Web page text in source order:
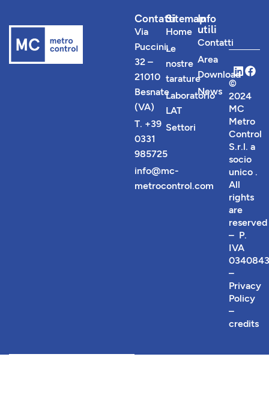
Contatti
Via
Puccini,
32 –
21010
Besnate
(VA)
T. +39
0331
985725
info@mc-
metrocontrol.com
Sitemap
Home
Le
nostre
tarature
Laboratorio
LAT
Settori
Info
utili
Contatti
Area
Download
News
©
2024
MC
Metro
Control
S.r.l. a
socio
unico .
All
rights
are
reserved
– P.
IVA
–
Privacy
Policy
–
credits